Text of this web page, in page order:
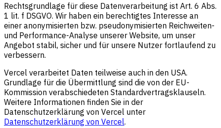
Rechtsgrundlage für diese Datenverarbeitung ist Art. 6 Abs.
1 lit. f DSGVO. Wir haben ein berechtigtes Interesse an
einer anonymisierten bzw. pseudonymisierten Reichweiten-
und Performance-Analyse unserer Website, um unser
Angebot stabil, sicher und für unsere Nutzer fortlaufend zu
verbessern.
Vercel verarbeitet Daten teilweise auch in den USA.
Grundlage für die Übermittlung sind die von der EU-
Kommission verabschiedeten Standardvertragsklauseln.
Weitere Informationen finden Sie in der
Datenschutzerklärung von Vercel unter
Datenschutzerklärung von Vercel.